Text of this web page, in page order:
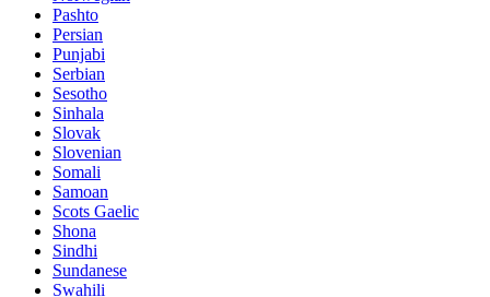
Pashto
Persian
Punjabi
Serbian
Sesotho
Sinhala
Slovak
Slovenian
Somali
Samoan
Scots Gaelic
Shona
Sindhi
Sundanese
Swahili